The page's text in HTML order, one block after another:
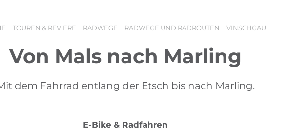
TOUREN & REVIERE RADWEGE RADWEGE UND RADROUTEN VINSCHGAU
Von Mals nach Marling
dem Fahrrad entlang der Etsch bis nach Marling.
E-Bike & Radfahren